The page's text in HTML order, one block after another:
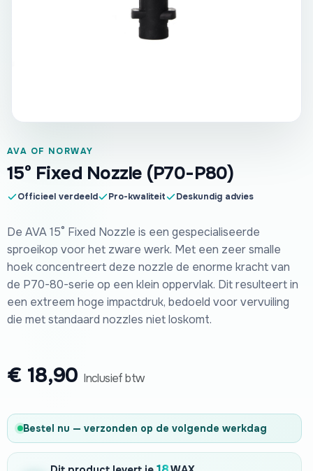
AVA OF NORWAY
15° Fixed Nozzle (P70-P80)
Officieel verdeeld Pro-kwaliteit Deskundig advies
De AVA 15° Fixed Nozzle is een gespecialiseerde
sproeikop voor het zware werk. Met een zeer smalle
hoek concentreert deze nozzle de enorme kracht van
de P70-80-serie op een klein oppervlak. Dit resulteert in
een extreem hoge impactdruk, bedoeld voor vervuiling
die met standaard nozzles niet loskomt.
€ 18,90 Inclusief btw
Bestel nu — verzonden op de volgende werkdag